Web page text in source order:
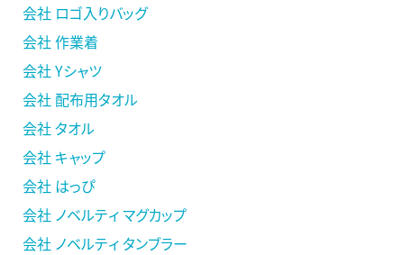
会社 ロゴ入りバッグ
会社 作業着
会社 Yシャツ
会社 配布用タオル
会社 タオル
会社 キャップ
会社 はっぴ
会社 ノベルティ マグカップ
会社 ノベルティ タンブラー